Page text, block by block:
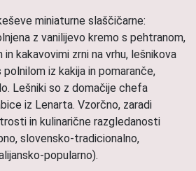
miniaturne slaščičarne:
z vanilijevo kremo s pehtranom,
kakavovimi zrni na vrhu, lešnikova
polnilom iz kakija in pomaranče,
Lešniki so z domačije chefa
iz Lenarta. Vzorčno, zaradi
in kulinarične razgledanosti
slovensko-tradicionalno,
popularno).